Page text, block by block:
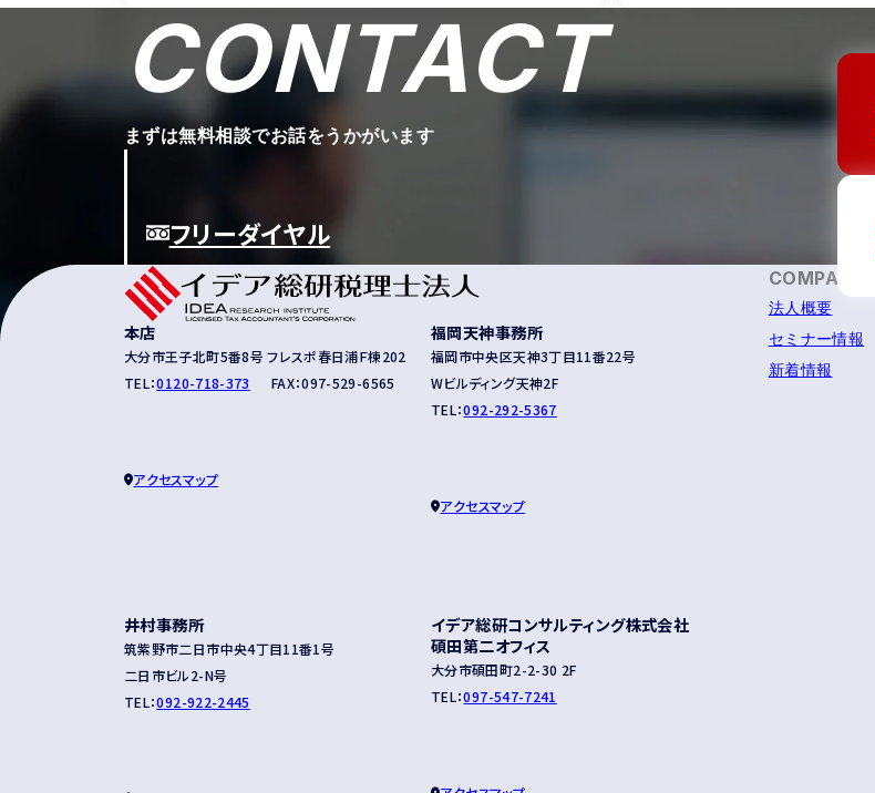
CONTACT
まずは無料相談でお話をうかがいます
フリーダイヤル
0120-718-373
受付時間：平日9:00〜17:30 ※つながらない場合は、097-529-5757
本店
大分市王子北町5番8号 フレスポ春日浦Ｆ棟202
TEL：0120-718-373 FAX：097-529-6565
アクセスマップ
福岡天神事務所
福岡市中央区天神3丁目11番22号
Wビルディング天神2F
TEL：092-292-5367
アクセスマップ
井村事務所
筑紫野市二日市中央4丁目11番1号
二日市ビル2-N号
TEL：092-922-2445
イデア総研コンサルティング株式会社
碩田第二オフィス
大分市碩田町2-2-30 2F
TEL：097-547-7241
COMPANY
法人概要
セミナー情報
新着情報